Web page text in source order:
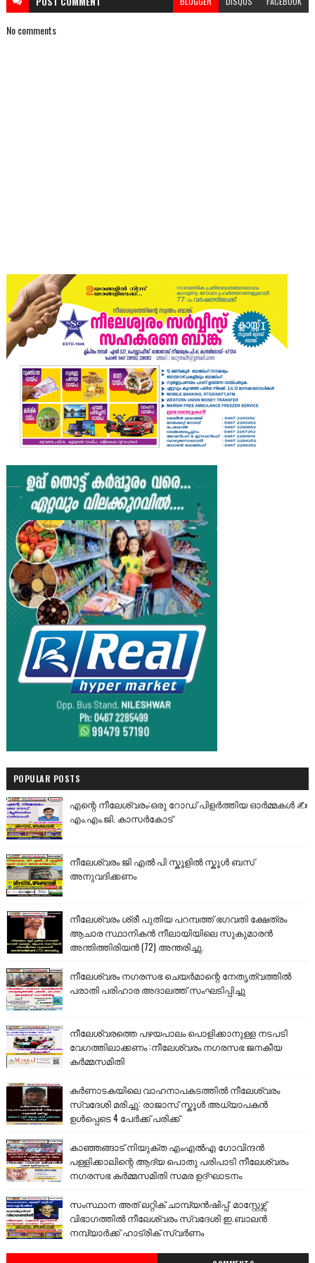
No comments
POPULAR POSTS
എന്റെ നീലേശ്വരം:ഒരു റോഡ് പിളർത്തിയ ഓർമ്മകൾ ✍️
എം.എം.ജി. കാസർകോട്
നീലേശ്വരം ജി എൽ പി സ്കൂളിൽ സ്കൂൾ ബസ്
അനുവദിക്കണം
നീലേശ്വരം ശ്രീ പുതിയ പറമ്പത്ത് ഭഗവതി ക്ഷേത്രം
ആചാര സ്ഥാനികൻ നീലായിയിലെ സുകുമാരൻ
അന്തിത്തിരിയൻ (72) അന്തരിച്ചു.
നീലേശ്വരം നഗരസഭ ചെയർമാന്റെ നേതൃത്വത്തിൽ
പരാതി പരിഹാര അദാലത്ത് സംഘടിപ്പിച്ചു
നീലേശ്വരത്തെ പഴയപാലം പൊളിക്കാനുള്ള നടപടി
വേഗത്തിലാക്കണം :നീലേശ്വരം നഗരസഭ ജനകീയ
കർമ്മസമിതി
കർണാടകയിലെ വാഹനാപകടത്തിൽ നീലേശ്വരം
സ്വദേശി മരിച്ചു: രാജാസ് സ്കൂൾ അധ്യാപകൻ
ഉൾപ്പെടെ 4 പേർക്ക് പരിക്ക്
കാഞ്ഞങ്ങാട് നിയുക്ത എംഎൽഎ ഗോവിന്ദൻ
പള്ളിക്കാലിന്റെ ആദ്യ പൊതു പരിപാടി നീലേശ്വരം
നഗരസഭ കർമ്മസമിതി സമര ഉദ്ഘാടനം
സംസ്ഥാന അത് ലറ്റിക് ചാമ്പ്യൻഷിപ്പ്: മാസ്റ്റേഴ്സ്
വിഭാഗത്തിൽ നീലേശ്വരം സ്വദേശി ഇ.ബാലൻ
നമ്പ്യാർക്ക് ഹാട്രിക് സ്വർണം